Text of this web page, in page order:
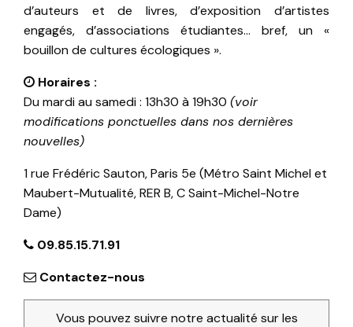
d’auteurs et de livres, d’exposition d’artistes
engagés, d’associations étudiantes… bref, un «
bouillon de cultures écologiques ».
Horaires :
Du mardi au samedi : 13h30 à 19h30 (voir
modifications ponctuelles dans nos dernières
nouvelles)
1 rue Frédéric Sauton, Paris 5e (Métro Saint Michel et
Maubert-Mutualité, RER B, C Saint-Michel-Notre
Dame)
09.85.15.71.91
Contactez-nous
Vous pouvez suivre notre actualité sur les